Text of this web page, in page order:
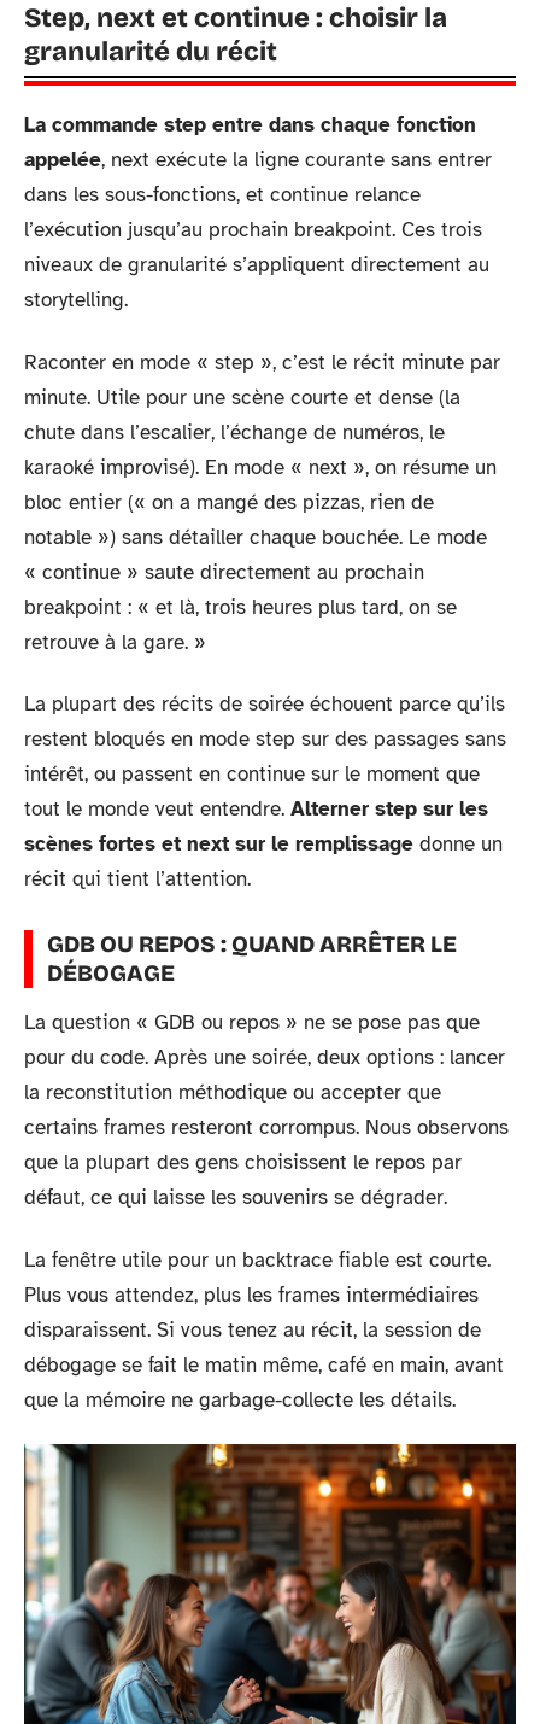
Step, next et continue : choisir la
granularité du récit
La commande step entre dans chaque fonction
appelée, next exécute la ligne courante sans entrer
dans les sous-fonctions, et continue relance
l’exécution jusqu’au prochain breakpoint. Ces trois
niveaux de granularité s’appliquent directement au
storytelling.
Raconter en mode « step », c’est le récit minute par
minute. Utile pour une scène courte et dense (la
chute dans l’escalier, l’échange de numéros, le
karaoké improvisé). En mode « next », on résume un
bloc entier (« on a mangé des pizzas, rien de
notable ») sans détailler chaque bouchée. Le mode
« continue » saute directement au prochain
breakpoint : « et là, trois heures plus tard, on se
retrouve à la gare. »
La plupart des récits de soirée échouent parce qu’ils
restent bloqués en mode step sur des passages sans
intérêt, ou passent en continue sur le moment que
tout le monde veut entendre. Alterner step sur les
scènes fortes et next sur le remplissage donne un
récit qui tient l’attention.
GDB OU REPOS : QUAND ARRÊTER LE
DÉBOGAGE
La question « GDB ou repos » ne se pose pas que
pour du code. Après une soirée, deux options : lancer
la reconstitution méthodique ou accepter que
certains frames resteront corrompus. Nous observons
que la plupart des gens choisissent le repos par
défaut, ce qui laisse les souvenirs se dégrader.
La fenêtre utile pour un backtrace fiable est courte.
Plus vous attendez, plus les frames intermédiaires
disparaissent. Si vous tenez au récit, la session de
débogage se fait le matin même, café en main, avant
que la mémoire ne garbage-collecte les détails.